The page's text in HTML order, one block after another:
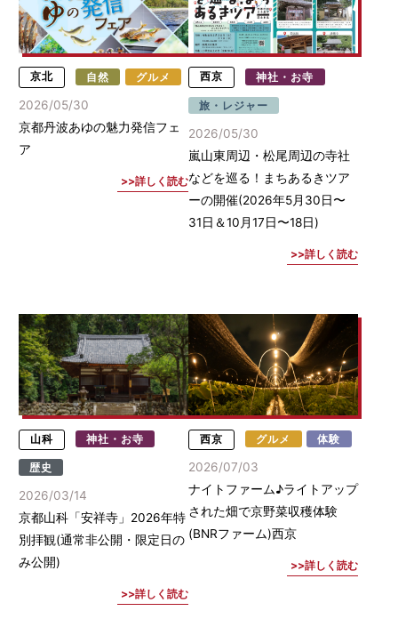
京北 自然 グルメ
2026/05/30
京都丹波あゆの魅力発信フェ
ア
詳しく読む
西京 神社・お寺
旅・レジャー
2026/05/30
嵐山東周辺・松尾周辺の寺社
などを巡る！まちあるきツア
ーの開催(2026年5月30日〜
31日＆10月17日〜18日)
詳しく読む
山科 神社・お寺
歴史
2026/03/14
京都山科「安祥寺」2026年特
別拝観(通常非公開・限定日の
み公開)
詳しく読む
西京 グルメ 体験
2026/07/03
ナイトファーム♪ライトアップ
された畑で京野菜収穫体験
(BNRファーム)西京
詳しく読む